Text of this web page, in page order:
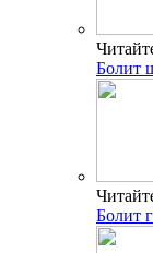
Болит
Болит